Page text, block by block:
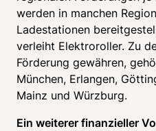
werden in manchen
Ladestationen
verleiht Elektroroller. Zu
Förderung gewähren,
München, Erlangen,
Mainz und Würzburg.
Ein weiterer finanzieller